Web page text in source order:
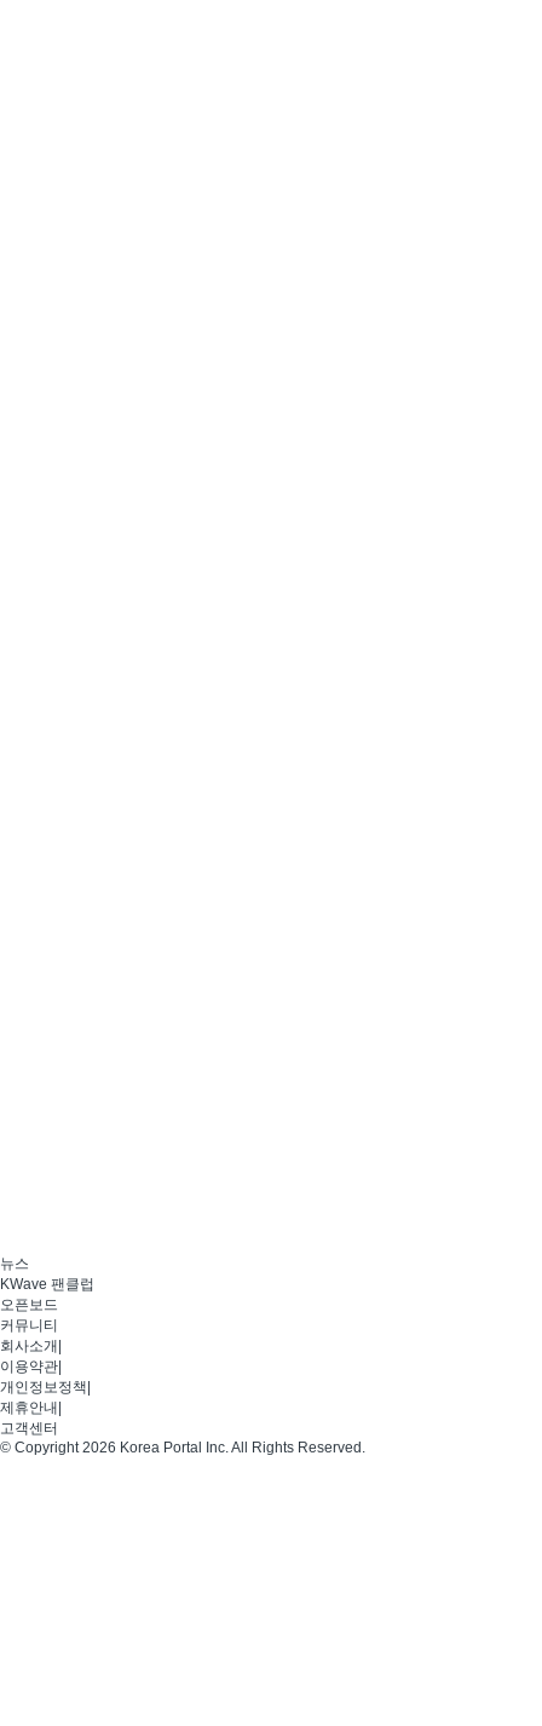
뉴스
KWave 팬클럽
오픈보드
커뮤니티
회사소개
이용약관
개인정보정책
제휴안내
고객센터
© Copyright 2026 Korea Portal Inc. All Rights Reserved.